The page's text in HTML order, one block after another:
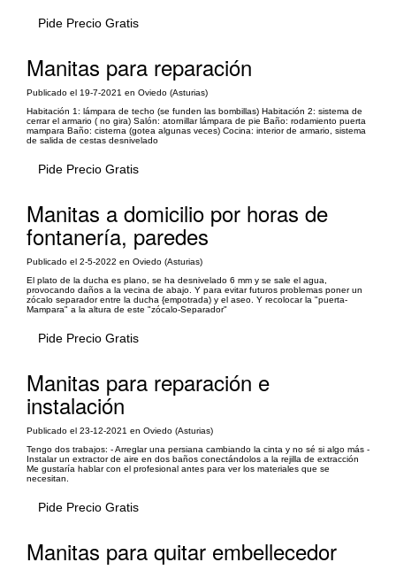
Pide Precio Gratis
Manitas para reparación
Publicado el 19-7-2021 en Oviedo (Asturias)
Habitación 1: lámpara de techo (se funden las bombillas) Habitación 2: sistema de
cerrar el armario ( no gira) Salón: atornillar lámpara de pie Baño: rodamiento puerta
mampara Baño: cisterna (gotea algunas veces) Cocina: interior de armario, sistema
de salida de cestas desnivelado
Pide Precio Gratis
Manitas a domicilio por horas de
fontanería, paredes
Publicado el 2-5-2022 en Oviedo (Asturias)
El plato de la ducha es plano, se ha desnivelado 6 mm y se sale el agua,
provocando daños a la vecina de abajo. Y para evitar futuros problemas poner un
zócalo separador entre la ducha {empotrada) y el aseo. Y recolocar la "puerta-
Mampara" a la altura de este "zócalo-Separador"
Pide Precio Gratis
Manitas para reparación e
instalación
Publicado el 23-12-2021 en Oviedo (Asturias)
Tengo dos trabajos: - Arreglar una persiana cambiando la cinta y no sé si algo más -
Instalar un extractor de aire en dos baños conectándolos a la rejilla de extracción
Me gustaría hablar con el profesional antes para ver los materiales que se
necesitan.
Pide Precio Gratis
Manitas para quitar embellecedor